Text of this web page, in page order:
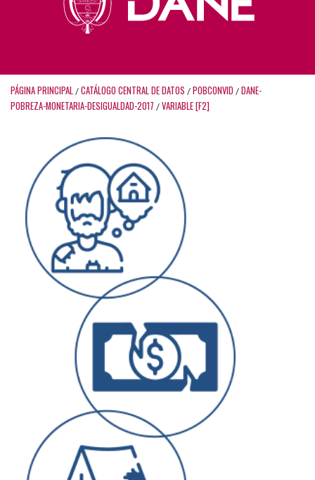
PÁGINA PRINCIPAL / CATÁLOGO CENTRAL DE DATOS / POBCONVID / DANE-
POBREZA-MONETARIA-DESIGUALDAD-2017 / VARIABLE [F2]